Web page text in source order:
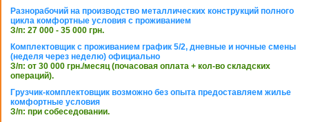
Разнорабочий на производство металлических конструкций полного
цикла комфортные условия с проживанием
З/п: 27 000 - 35 000 грн.
Комплектовщик с проживанием график 5/2, дневные и ночные смены
(неделя через неделю) официально
З/п: от 30 000 грн./месяц (почасовая оплата + кол-во складских
операций).
Грузчик-комплектовщик возможно без опыта предоставляем жилье
комфортные условия
З/п: при собеседовании.